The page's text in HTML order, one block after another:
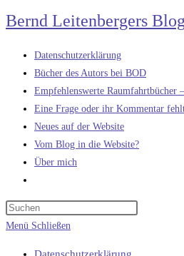
Zum
Inhalt
springen
Bernd Leitenbergers Blog
Datenschutzerklärung
Bücher des Autors bei BOD
Empfehlenswerte Raumfahrtbücher
Eine Frage oder ihr Kommentar
Neues auf der Website
Vom Blog in die Website?
Über mich
umschalten
Menü Schließen